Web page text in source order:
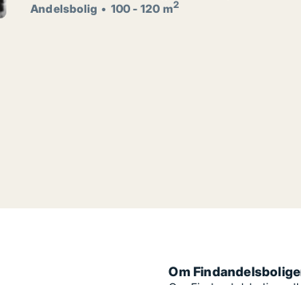
Andelsbolig 100 - 120 m2
Om